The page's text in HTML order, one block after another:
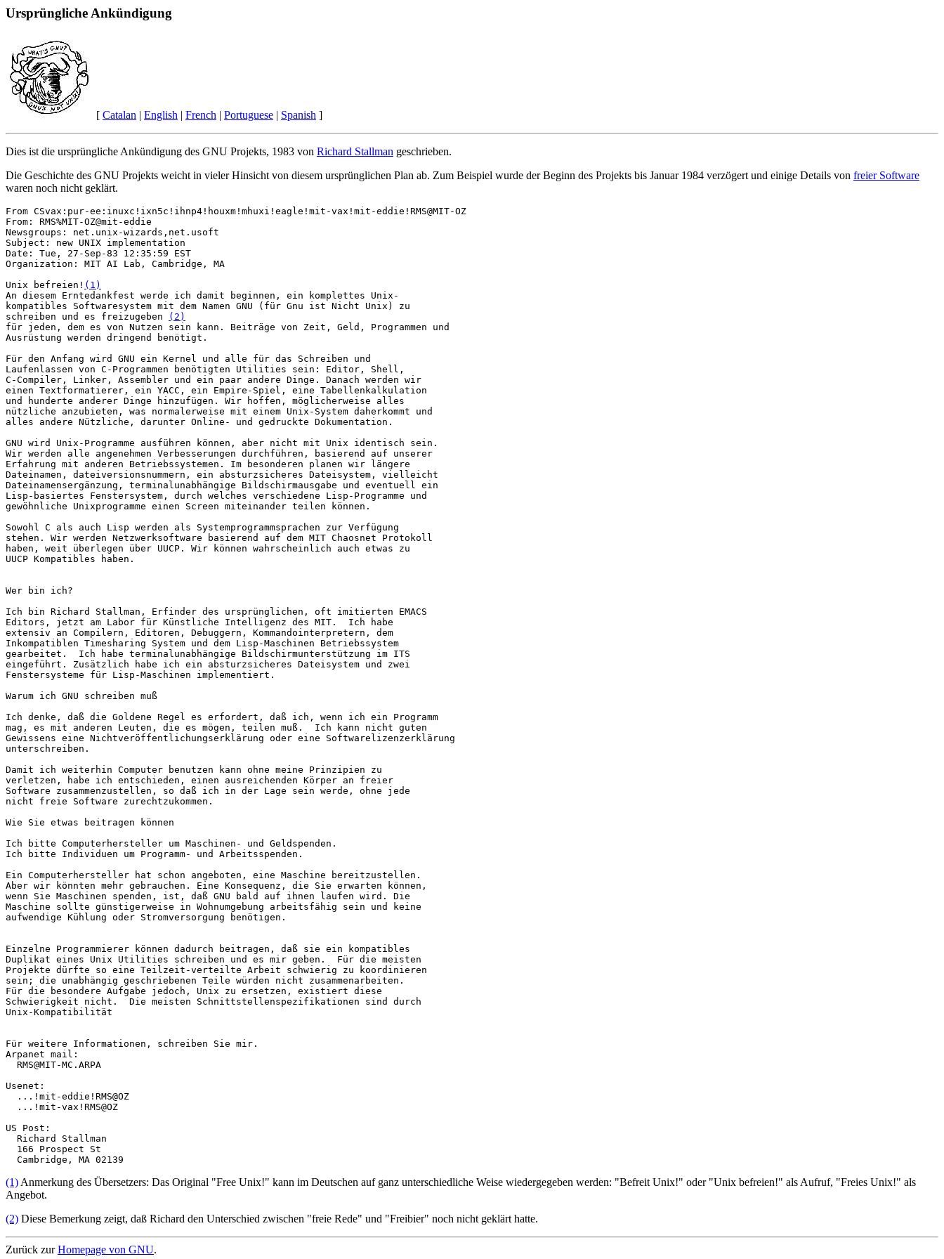
Ursprüngliche Ankündigung
[ Catalan | English | French | Portuguese | Spanish ]
Dies ist die ursprüngliche Ankündigung des GNU Projekts, 1983 von Richard Stallman geschrieben.
Die Geschichte des GNU Projekts weicht in vieler Hinsicht von diesem ursprünglichen Plan ab. Zum Beispiel wurde der Beginn des Projekts bis Januar 1984 verzögert und einige Details von freier Software
waren noch nicht geklärt.
From CSvax:pur-ee:inuxc!ixn5c!ihnp4!houxm!mhuxi!eagle!mit-vax!mit-eddie!RMS@MIT-OZ
From: RMS%MIT-OZ@mit-eddie
Newsgroups: net.unix-wizards,net.usoft
Subject: new UNIX implementation
Date: Tue, 27-Sep-83 12:35:59 EST
Organization: MIT AI Lab, Cambridge, MA
Unix befreien! (1)
An diesem Erntedankfest werde ich damit beginnen, ein komplettes Unix-
kompatibles Softwaresystem mit dem Namen GNU (für Gnu ist Nicht Unix) zu
schreiben und es freizugeben
(2)
für jeden, dem es von Nutzen sein kann. Beiträge von Zeit, Geld, Programmen und
Ausrüstung werden dringend benötigt.
Für den Anfang wird GNU ein Kernel und alle für das Schreiben und
Laufenlassen von C-Programmen benötigten Utilities sein: Editor, Shell,
C-Compiler, Linker, Assembler und ein paar andere Dinge. Danach werden wir
einen Textformatierer, ein YACC, ein Empire-Spiel, eine Tabellenkalkulation
und hunderte anderer Dinge hinzufügen. Wir hoffen, möglicherweise alles
nützliche anzubieten, was normalerweise mit einem Unix-System daherkommt und
alles andere Nützliche, darunter Online- und gedruckte Dokumentation.
GNU wird Unix-Programme ausführen können, aber nicht mit Unix identisch sein.
Wir werden alle angenehmen Verbesserungen durchführen, basierend auf unserer
Erfahrung mit anderen Betriebssystemen. Im besonderen planen wir längere
Dateinamen, dateiversionsnummern, ein absturzsicheres Dateisystem, vielleicht
Dateinamensergänzung, terminalunabhängige Bildschirmausgabe und eventuell ein
Lisp-basiertes Fenstersystem, durch welches verschiedene Lisp-Programme und
gewöhnliche Unixprogramme einen Screen miteinander teilen können.
Sowohl C als auch Lisp werden als Systemprogrammsprachen zur Verfügung
stehen. Wir werden Netzwerksoftware basierend auf dem MIT Chaosnet Protokoll
haben, weit überlegen über UUCP. Wir können wahrscheinlich auch etwas zu
UUCP Kompatibles haben.
Wer bin ich?
Ich bin Richard Stallman, Erfinder des ursprünglichen, oft imitierten EMACS
Editors, jetzt am Labor für Künstliche Intelligenz des MIT.  Ich habe
extensiv an Compilern, Editoren, Debuggern, Kommandointerpretern, dem
Inkompatiblen Timesharing System und dem Lisp-Maschinen Betriebssystem
gearbeitet.  Ich habe terminalunabhängige Bildschirmunterstützung im ITS
eingeführt. Zusätzlich habe ich ein absturzsicheres Dateisystem und zwei
Fenstersysteme für Lisp-Maschinen implementiert.
Warum ich GNU schreiben muß
Ich denke, daß die Goldene Regel es erfordert, daß ich, wenn ich ein Programm
mag, es mit anderen Leuten, die es mögen, teilen muß.  Ich kann nicht guten
Gewissens eine Nichtveröffentlichungserklärung oder eine Softwarelizenzerklärung
unterschreiben.
Damit ich weiterhin Computer benutzen kann ohne meine Prinzipien zu
verletzen, habe ich entschieden, einen ausreichenden Körper an freier
Software zusammenzustellen, so daß ich in der Lage sein werde, ohne jede
nicht freie Software zurechtzukommen.
Wie Sie etwas beitragen können
Ich bitte Computerhersteller um Maschinen- und Geldspenden.
Ich bitte Individuen um Programm- und Arbeitsspenden.
Ein Computerhersteller hat schon angeboten, eine Maschine bereitzustellen.
Aber wir könnten mehr gebrauchen. Eine Konsequenz, die Sie erwarten können,
wenn Sie Maschinen spenden, ist, daß GNU bald auf ihnen laufen wird. Die
Maschine sollte günstigerweise in Wohnumgebung arbeitsfähig sein und keine
aufwendige Kühlung oder Stromversorgung benötigen.
Einzelne Programmierer können dadurch beitragen, daß sie ein kompatibles
Duplikat eines Unix Utilities schreiben und es mir geben.  Für die meisten
Projekte dürfte so eine Teilzeit-verteilte Arbeit schwierig zu koordinieren
sein; die unabhängig geschriebenen Teile würden nicht zusammenarbeiten.
Für die besondere Aufgabe jedoch, Unix zu ersetzen, existiert diese
Schwierigkeit nicht.  Die meisten Schnittstellenspezifikationen sind durch
Unix-Kompatibilität
Für weitere Informationen, schreiben Sie mir.
Arpanet mail:
  RMS@MIT-MC.ARPA
Usenet:
  ...!mit-eddie!RMS@OZ
  ...!mit-vax!RMS@OZ
US Post:
  Richard Stallman
  166 Prospect St
(1) Anmerkung des Übersetzers: Das Original "Free Unix!" kann im Deutschen auf ganz unterschiedliche Weise wiedergegeben werden: "Befreit Unix!" oder "Unix befreien!" als Aufruf, "Freies Unix!" als
Angebot.
(2) Diese Bemerkung zeigt, daß Richard den Unterschied zwischen "freie Rede" und "Freibier" noch nicht geklärt hatte.
Zurück zurHomepage von GNU.